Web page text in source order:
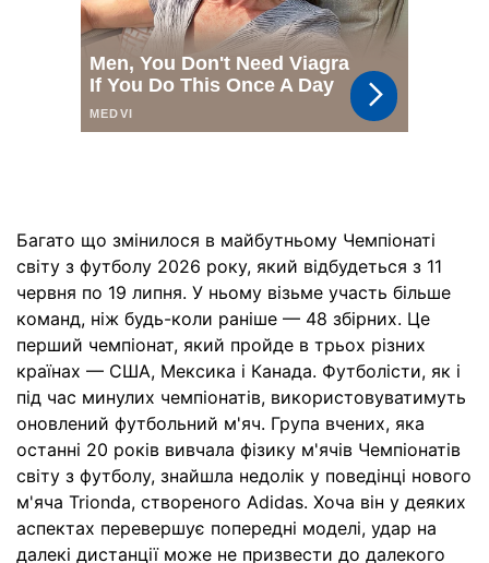
Багато що змінилося в майбутньому Чемпіонаті
світу з футболу 2026 року, який відбудеться з 11
червня по 19 липня. У ньому візьме участь більше
команд, ніж будь-коли раніше — 48 збірних. Це
перший чемпіонат, який пройде в трьох різних
країнах — США, Мексика і Канада. Футболісти, як і
під час минулих чемпіонатів, використовуватимуть
оновлений футбольний м'яч. Група вчених, яка
останні 20 років вивчала фізику м'ячів Чемпіонатів
світу з футболу, знайшла недолік у поведінці нового
м'яча Trionda, створеного Adidas. Хоча він у деяких
аспектах перевершує попередні моделі, удар на
далекі дистанції може не призвести до далекого